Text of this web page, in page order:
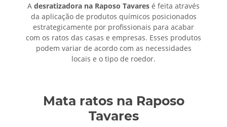
A desratizadora na Raposo Tavares é feita através
da aplicação de produtos químicos posicionados
estrategicamente por profissionais para acabar
com os ratos das casas e empresas. Esses produtos
podem variar de acordo com as necessidades
locais e o tipo de roedor.
Mata ratos na Raposo
Tavares